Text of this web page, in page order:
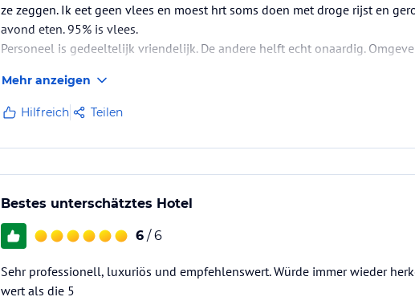
ze zeggen. Ik eet geen vlees en moest hrt soms doen met droge rijst en
avond eten. 95% is vlees.
Personeel is gedeeltelijk vriendelijk. De andere helft echt onaardig.
Mehr anzeigen
Hilfreich Teilen
Bestes unterschätztes Hotel
6 / 6
Sehr professionell, luxuriös und empfehlenswert. Würde immer wieder
wert als die 5